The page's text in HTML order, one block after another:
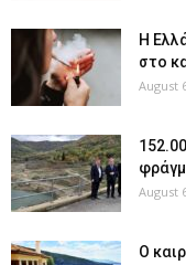
Η
στο
August
August
Ο